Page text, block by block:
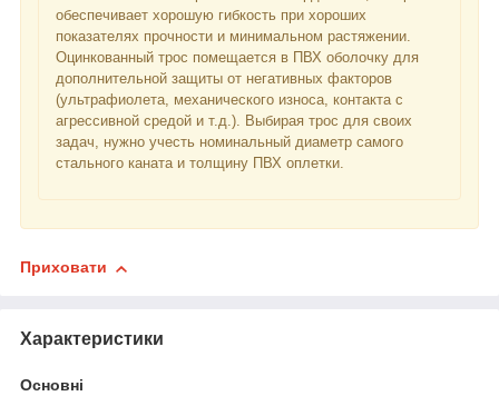
обеспечивает хорошую гибкость при хороших
показателях прочности и минимальном растяжении.
Оцинкованный трос помещается в ПВХ оболочку для
дополнительной защиты от негативных факторов
(ультрафиолета, механического износа, контакта с
агрессивной средой и т.д.). Выбирая трос для своих
задач, нужно учесть номинальный диаметр самого
стального каната и толщину ПВХ оплетки.
Приховати
Характеристики
Основні